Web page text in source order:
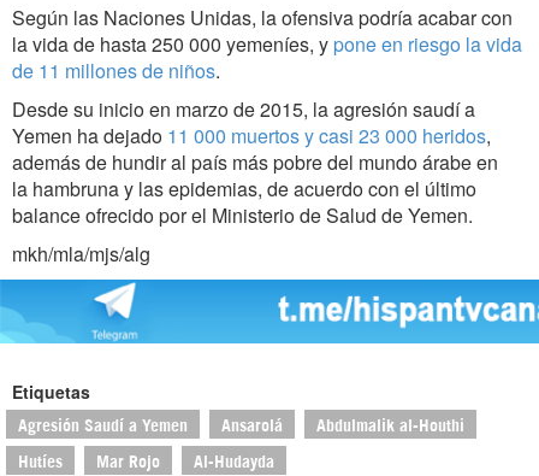
Según las Naciones Unidas, la ofensiva podría acabar con
la vida de hasta 250 000 yemeníes, y pone en riesgo la vida
de 11 millones de niños.
Desde su inicio en marzo de 2015, la agresión saudí a
Yemen ha dejado 11 000 muertos y casi 23 000 heridos,
además de hundir al país más pobre del mundo árabe en
la hambruna y las epidemias, de acuerdo con el último
balance ofrecido por el Ministerio de Salud de Yemen.
mkh/mla/mjs/alg
Etiquetas
Agresión Saudí a Yemen Ansarolá Abdulmalik al-Houthi
Hutíes Mar Rojo Al-Hudayda